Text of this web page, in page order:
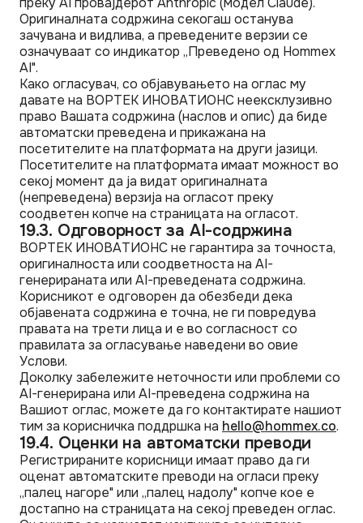
Оригиналната содржина секогаш останува
зачувана и видлива, а преведените верзии се
означуваат со индикатор „Преведено од Hommex
AI".
Како огласувач, со објавувањето на оглас му
давате на ВОРТЕК ИНОВАТИОНС неексклузивно
право Вашата содржина (наслов и опис) да биде
автоматски преведена и прикажана на
посетителите на платформата на други јазици.
Посетителите на платформата имаат можност во
секој момент да ја видат оригиналната
(непреведена) верзија на огласот преку
соодветен копче на страницата на огласот.
19.3. Одговорност за AI-содржина
ВОРТЕК ИНОВАТИОНС не гарантира за точноста,
оригиналноста или соодветноста на AI-
генерираната или AI-преведената содржина.
Корисникот е одговорен да обезбеди дека
објавената содржина е точна, не ги повредува
правата на трети лица и е во согласност со
правилата за огласување наведени во овие
Услови.
Доколку забележите неточности или проблеми со
AI-генерирана или AI-преведена содржина на
Вашиот оглас, можете да го контактирате нашиот
тим за корисничка поддршка на hello@hommex.co.
19.4. Оценки на автоматски преводи
Регистрираните корисници имаат право да ги
оценат автоматските преводи на огласи преку
„палец нагоре" или „палец надолу" копче кое е
достапно на страницата на секој преведен оглас.